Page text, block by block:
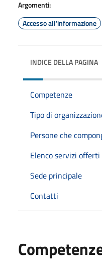
Argomenti:
Accesso all'informazione
INDICE DELLA PAGINA
Competenze
Tipo di
Persone che
Elenco servizi offerti
Sede principale
Contatti